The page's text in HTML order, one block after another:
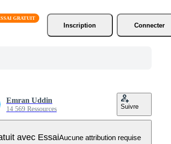
Inscription
Connecter
Emran Uddin
14 569 Ressources Suivre
avec EssaiAucune attribution requise